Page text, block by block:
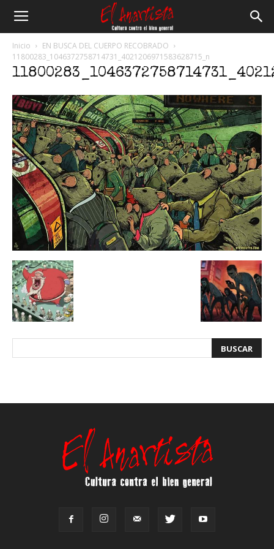
Anartista
Inicio
EN BUSCA DEL CUERPO RECOBRADO
11800283_1046372758714731_4021206971583628715_n